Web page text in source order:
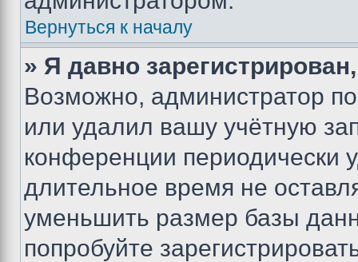
Вернуться к началу
» Я давно
Возможно, администратор
или удалил вашу учётную
конференции периодически
длительное время не
уменьшить размер базы
попробуйте